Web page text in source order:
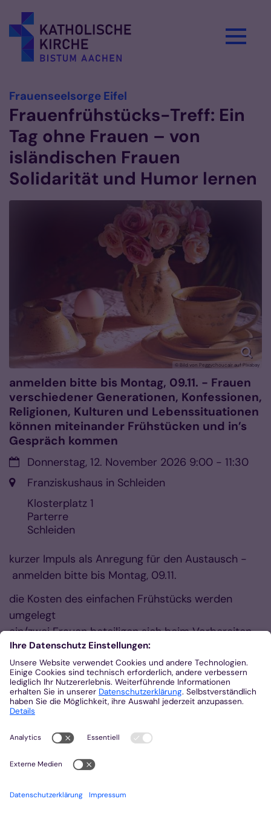
Frauenseelsorge Eifel
Frauenfrühstücks-Treff: Ein
Tag ohne Frauen – von
isländischen Frauen
Solidarität und Humor lernen
© Bild von Peggychoucair auf Pixabay
anmelden bitte bis Montag, 09.11. - Frauen
verschiedener Generationen, Konfessionen,
Religionen, Kulturen und Lebenssituationen
können miteinander Frühstücken und in’s
Gespräch kommen
Datum:Donnerstag, 12. November 2026 9:00 - 11:30
Ort: Franziskushaus in Schleiden
Klosterplatz 1
Parterre
Schleiden
kurzer Impuls als Anregung für den Austausch -
anmelden bitte bis Montag, 09.11.
die Kosten des einfachen Frühstücks werden
umgelegt
ein/zwei Frauen beteiligen sich beim Vorbereiten
(ab ca. 8.20 Uhr) oder Aufräumen, bitte bei der
Anmeldung mit angeben
In Kalender eintragen
Zurück
Quelle:Frauenseelsorge in der Region Eifel